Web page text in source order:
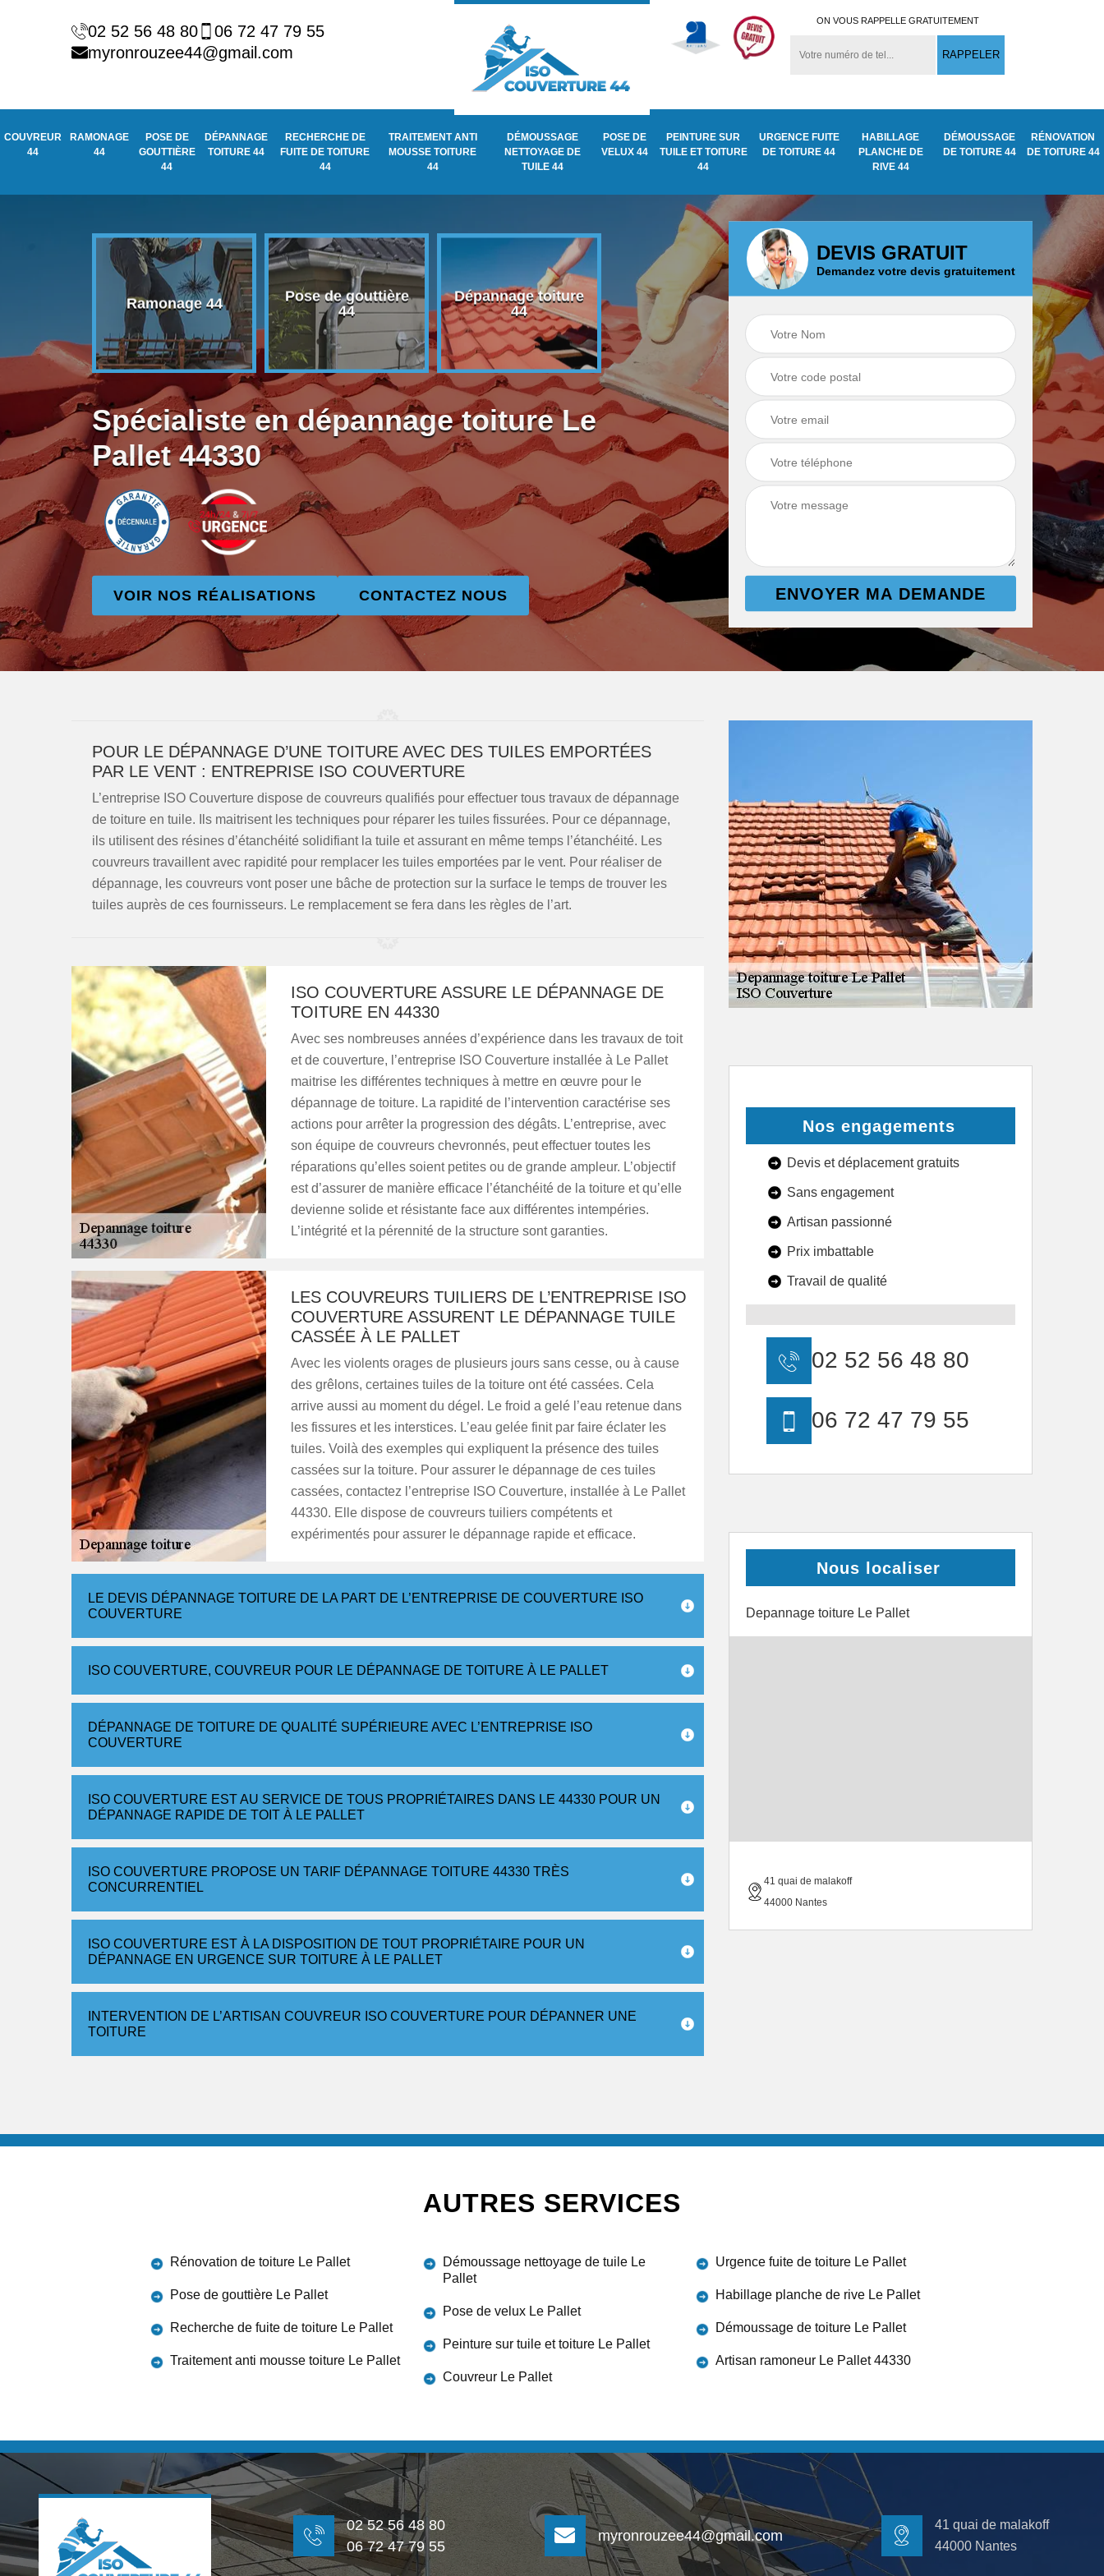
02 52 56 48 80
06 72 47 79 55
myronrouzee44@gmail.com
ON VOUS RAPPELLE GRATUITEMENT
COUVREUR
44
RAMONAGE
44
POSE DE
GOUTTIÈRE
44
DÉPANNAGE
TOITURE 44
RECHERCHE DE
FUITE DE TOITURE
44
TRAITEMENT ANTI
MOUSSE TOITURE
44
DÉMOUSSAGE
NETTOYAGE DE
TUILE 44
POSE DE
VELUX 44
PEINTURE SUR
TUILE ET TOITURE
44
URGENCE FUITE
DE TOITURE 44
HABILLAGE
PLANCHE DE
RIVE 44
DÉMOUSSAGE
DE TOITURE 44
RÉNOVATION
DE TOITURE 44
Ramonage 44
Pose de gouttière
44
Dépannage toiture
44
Recherche de fuite
de toiture 44
Traitement anti
Démoussage
nettoyage de tuile
44
Spécialiste en dépannage toiture Le
Pallet 44330
VOIR NOS RÉALISATIONS CONTACTEZ NOUS
DEVIS GRATUIT
Demandez votre devis gratuitement
POUR LE DÉPANNAGE D’UNE TOITURE AVEC DES TUILES EMPORTÉES
PAR LE VENT : ENTREPRISE ISO COUVERTURE
L’entreprise ISO Couverture dispose de couvreurs qualifiés pour effectuer tous travaux de dépannage
de toiture en tuile. Ils maitrisent les techniques pour réparer les tuiles fissurées. Pour ce dépannage,
ils utilisent des résines d’étanchéité solidifiant la tuile et assurant en même temps l’étanchéité. Les
couvreurs travaillent avec rapidité pour remplacer les tuiles emportées par le vent. Pour réaliser de
dépannage, les couvreurs vont poser une bâche de protection sur la surface le temps de trouver les
tuiles auprès de ces fournisseurs. Le remplacement se fera dans les règles de l’art.
ISO COUVERTURE ASSURE LE DÉPANNAGE DE
TOITURE EN 44330
Avec ses nombreuses années d’expérience dans les travaux de toit
et de couverture, l’entreprise ISO Couverture installée à Le Pallet
maitrise les différentes techniques à mettre en œuvre pour le
dépannage de toiture. La rapidité de l’intervention caractérise ses
actions pour arrêter la progression des dégâts. L’entreprise, avec
son équipe de couvreurs chevronnés, peut effectuer toutes les
réparations qu’elles soient petites ou de grande ampleur. L’objectif
est d’assurer de manière efficace l’étanchéité de la toiture et qu’elle
devienne solide et résistante face aux différentes intempéries.
L’intégrité et la pérennité de la structure sont garanties.
LES COUVREURS TUILIERS DE L’ENTREPRISE ISO
COUVERTURE ASSURENT LE DÉPANNAGE TUILE
CASSÉE À LE PALLET
Avec les violents orages de plusieurs jours sans cesse, ou à cause
des grêlons, certaines tuiles de la toiture ont été cassées. Cela
arrive aussi au moment du dégel. Le froid a gelé l’eau retenue dans
les fissures et les interstices. L’eau gelée finit par faire éclater les
tuiles. Voilà des exemples qui expliquent la présence des tuiles
cassées sur la toiture. Pour assurer le dépannage de ces tuiles
cassées, contactez l’entreprise ISO Couverture, installée à Le Pallet
44330. Elle dispose de couvreurs tuiliers compétents et
expérimentés pour assurer le dépannage rapide et efficace.
LE DEVIS DÉPANNAGE TOITURE DE LA PART DE L’ENTREPRISE DE COUVERTURE ISO
COUVERTURE
ISO COUVERTURE, COUVREUR POUR LE DÉPANNAGE DE TOITURE À LE PALLET
DÉPANNAGE DE TOITURE DE QUALITÉ SUPÉRIEURE AVEC L’ENTREPRISE ISO
COUVERTURE
ISO COUVERTURE EST AU SERVICE DE TOUS PROPRIÉTAIRES DANS LE 44330 POUR UN
DÉPANNAGE RAPIDE DE TOIT À LE PALLET
ISO COUVERTURE PROPOSE UN TARIF DÉPANNAGE TOITURE 44330 TRÈS
CONCURRENTIEL
ISO COUVERTURE EST À LA DISPOSITION DE TOUT PROPRIÉTAIRE POUR UN
DÉPANNAGE EN URGENCE SUR TOITURE À LE PALLET
INTERVENTION DE L’ARTISAN COUVREUR ISO COUVERTURE POUR DÉPANNER UNE
TOITURE
Nos engagements
Devis et déplacement gratuits
Sans engagement
Artisan passionné
Prix imbattable
Travail de qualité
02 52 56 48 80
06 72 47 79 55
Nous localiser
Depannage toiture Le Pallet
41 quai de malakoff
44000 Nantes
AUTRES SERVICES
Rénovation de toiture Le Pallet
Pose de gouttière Le Pallet
Recherche de fuite de toiture Le Pallet
Traitement anti mousse toiture Le Pallet
Démoussage nettoyage de tuile Le
Pallet
Pose de velux Le Pallet
Peinture sur tuile et toiture Le Pallet
Couvreur Le Pallet
Urgence fuite de toiture Le Pallet
Habillage planche de rive Le Pallet
Démoussage de toiture Le Pallet
Artisan ramoneur Le Pallet 44330
02 52 56 48 80
06 72 47 79 55
myronrouzee44@gmail.com
41 quai de malakoff
44000 Nantes